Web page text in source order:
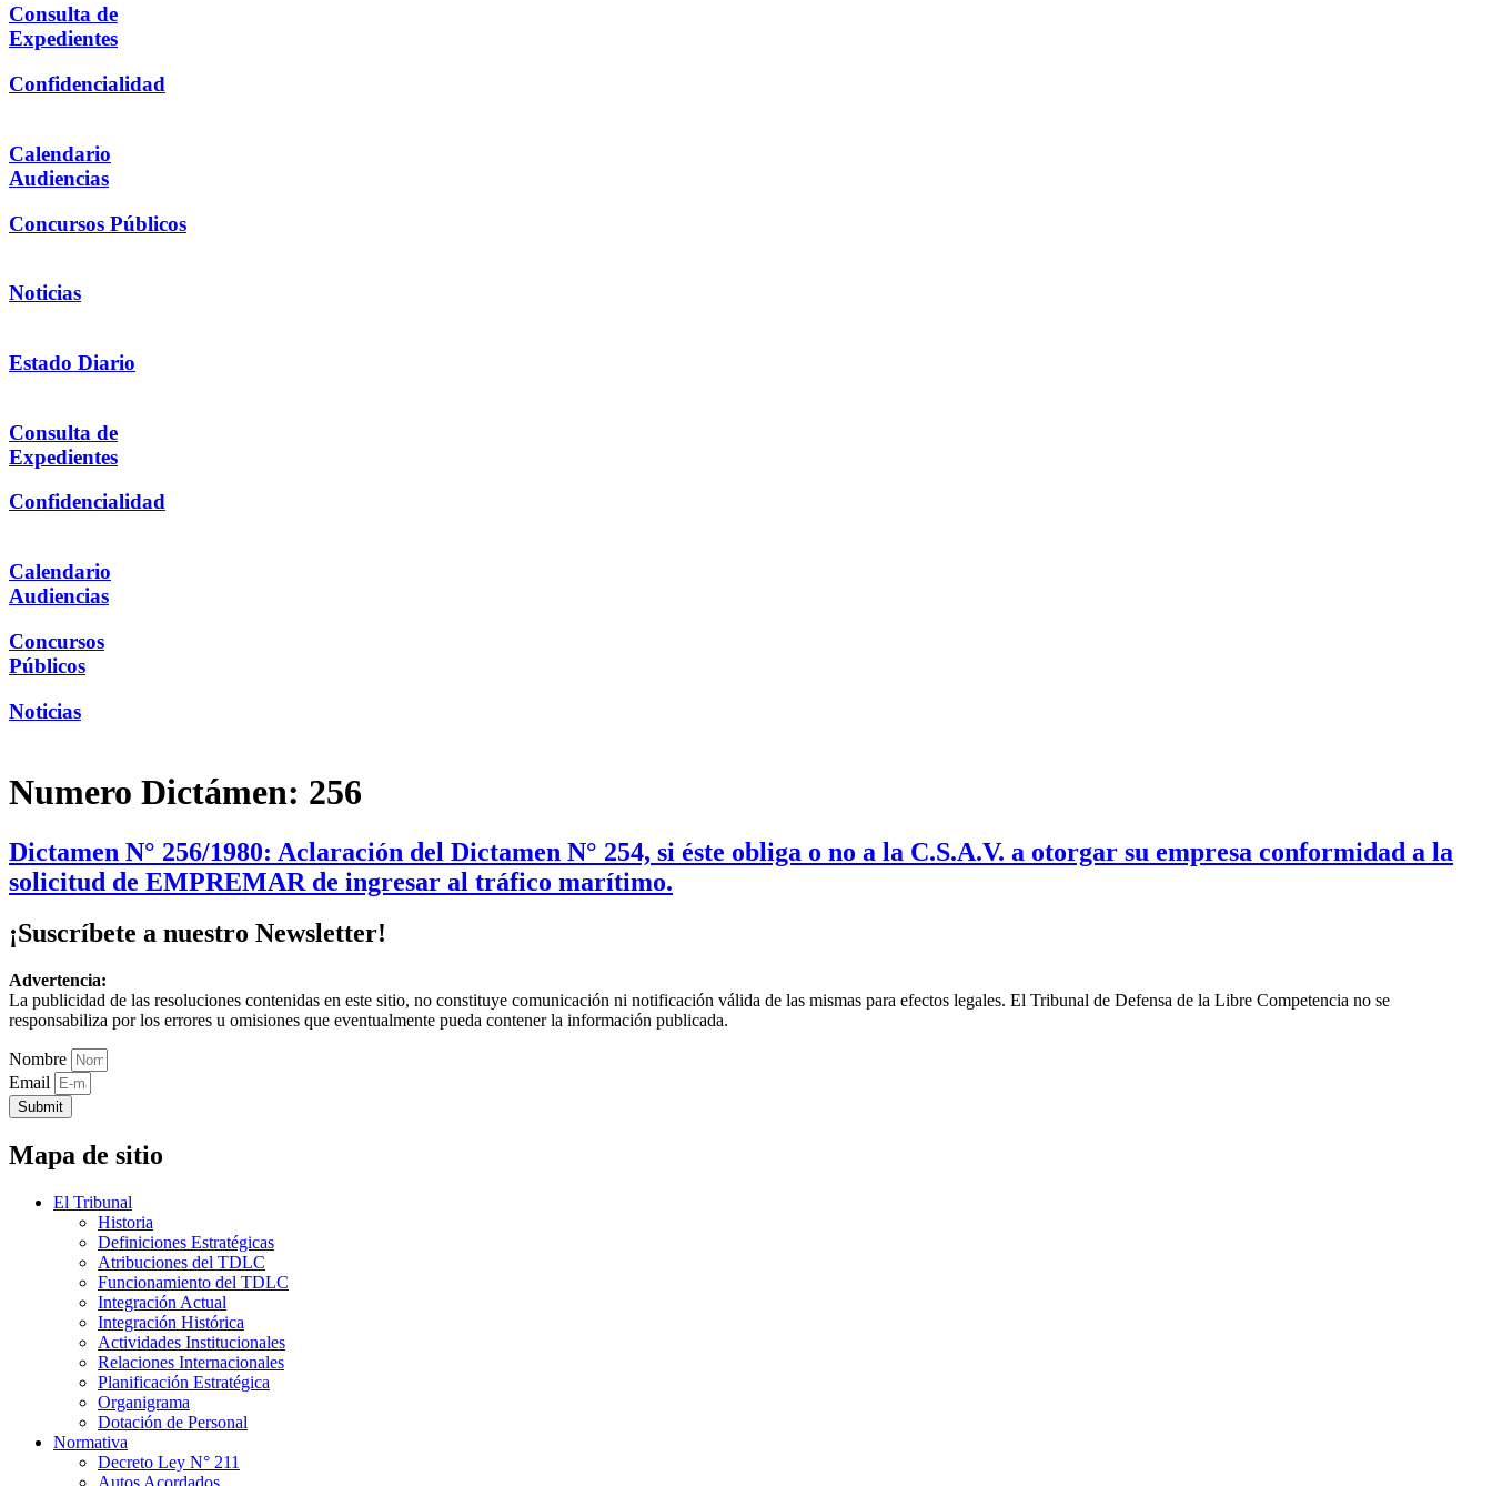
Consulta de
Expedientes
Confidencialidad
Calendario
Audiencias
Concursos Públicos
Noticias
Estado Diario
Consulta de
Expedientes
Confidencialidad
Calendario
Audiencias
Concursos
Públicos
Noticias
Numero Dictámen: 256
Dictamen N° 256/1980: Aclaración del Dictamen N° 254, si éste obliga o no a la C.S.A.V. a otorgar su empresa conformidad a la
solicitud de EMPREMAR de ingresar al tráfico marítimo.
¡Suscríbete a nuestro Newsletter!
Advertencia:
La publicidad de las resoluciones contenidas en este sitio, no constituye comunicación ni notificación válida de las mismas para efectos legales. El Tribunal de Defensa de la Libre Competencia no se
responsabiliza por los errores u omisiones que eventualmente pueda contener la información publicada.
Nombre
Email
Submit
Mapa de sitio
El Tribunal
Historia
Definiciones Estratégicas
Atribuciones del TDLC
Funcionamiento del TDLC
Integración Actual
Integración Histórica
Actividades Institucionales
Relaciones Internacionales
Planificación Estratégica
Organigrama
Dotación de Personal
Normativa
Decreto Ley N° 211